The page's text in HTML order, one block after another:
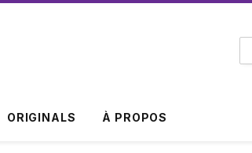
ORIGINALS À PROPOS